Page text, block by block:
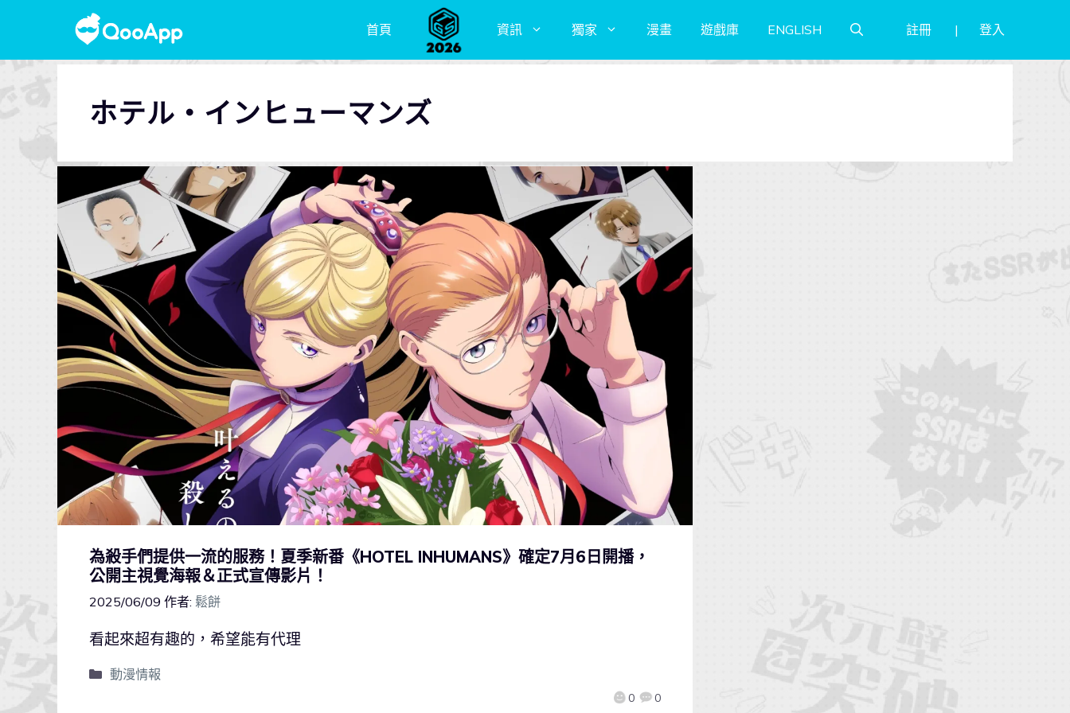
首頁 資訊 獨家 漫畫 遊戲庫 ENGLISH 註冊 登入
ホテル・インヒューマンズ
為殺手們提供一流的服務！夏季新番《HOTEL INHUMANS》確定7月6日開播，
公開主視覺海報＆正式宣傳影片！
2025/06/09 作者: 鬆餅
0 0
看起來超有趣的，希望能有代理
動漫情報